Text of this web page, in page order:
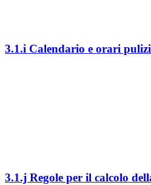
3.1.i Calendario e orari
3.1.j Regole per il calcolo